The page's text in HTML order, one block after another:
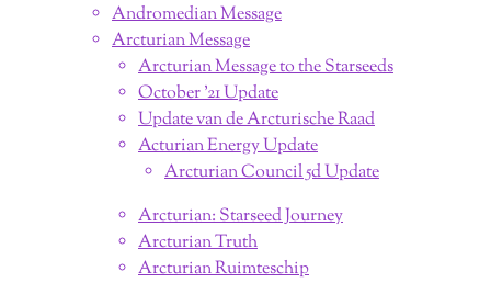
Andromedian Message
Arcturian Message
Arcturian Message to the Starseeds
October '21 Update
Update van de Arcturische Raad
Acturian Energy Update
Arcturian Council 5d Update
Arcturian: Starseed Journey
Arcturian Truth
Arcturian Ruimteschip